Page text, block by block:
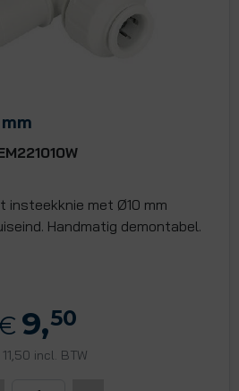
insteekknie met Ø10 mm
Handmatig demontabel.
9,50
11,50 incl. BTW